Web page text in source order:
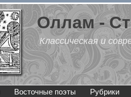
Оллам -
Классическая и
Восточные поэты Рубрики